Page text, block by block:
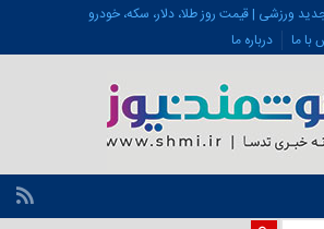
جدید ورزشی | قیمت روز طلا، دلار، سکه، خودرو
با ما درباره ما